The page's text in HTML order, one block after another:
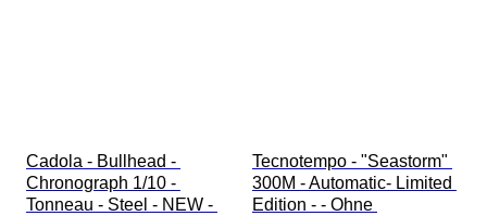
Cadola - Bullhead -
Chronograph 1/10 -
Tonneau - Steel - NEW -
Tecnotempo - "Seastorm"
300M - Automatic- Limited
Edition - - Ohne